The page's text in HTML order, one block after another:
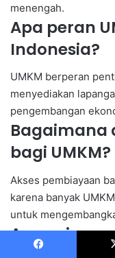
menengah.
Apa peran
Indonesia?
UMKM berperan
menyediakan
pengembangan
Bagaimana
bagi UMKM?
Akses pembiayaan
karena banyak
untuk
Apa saja